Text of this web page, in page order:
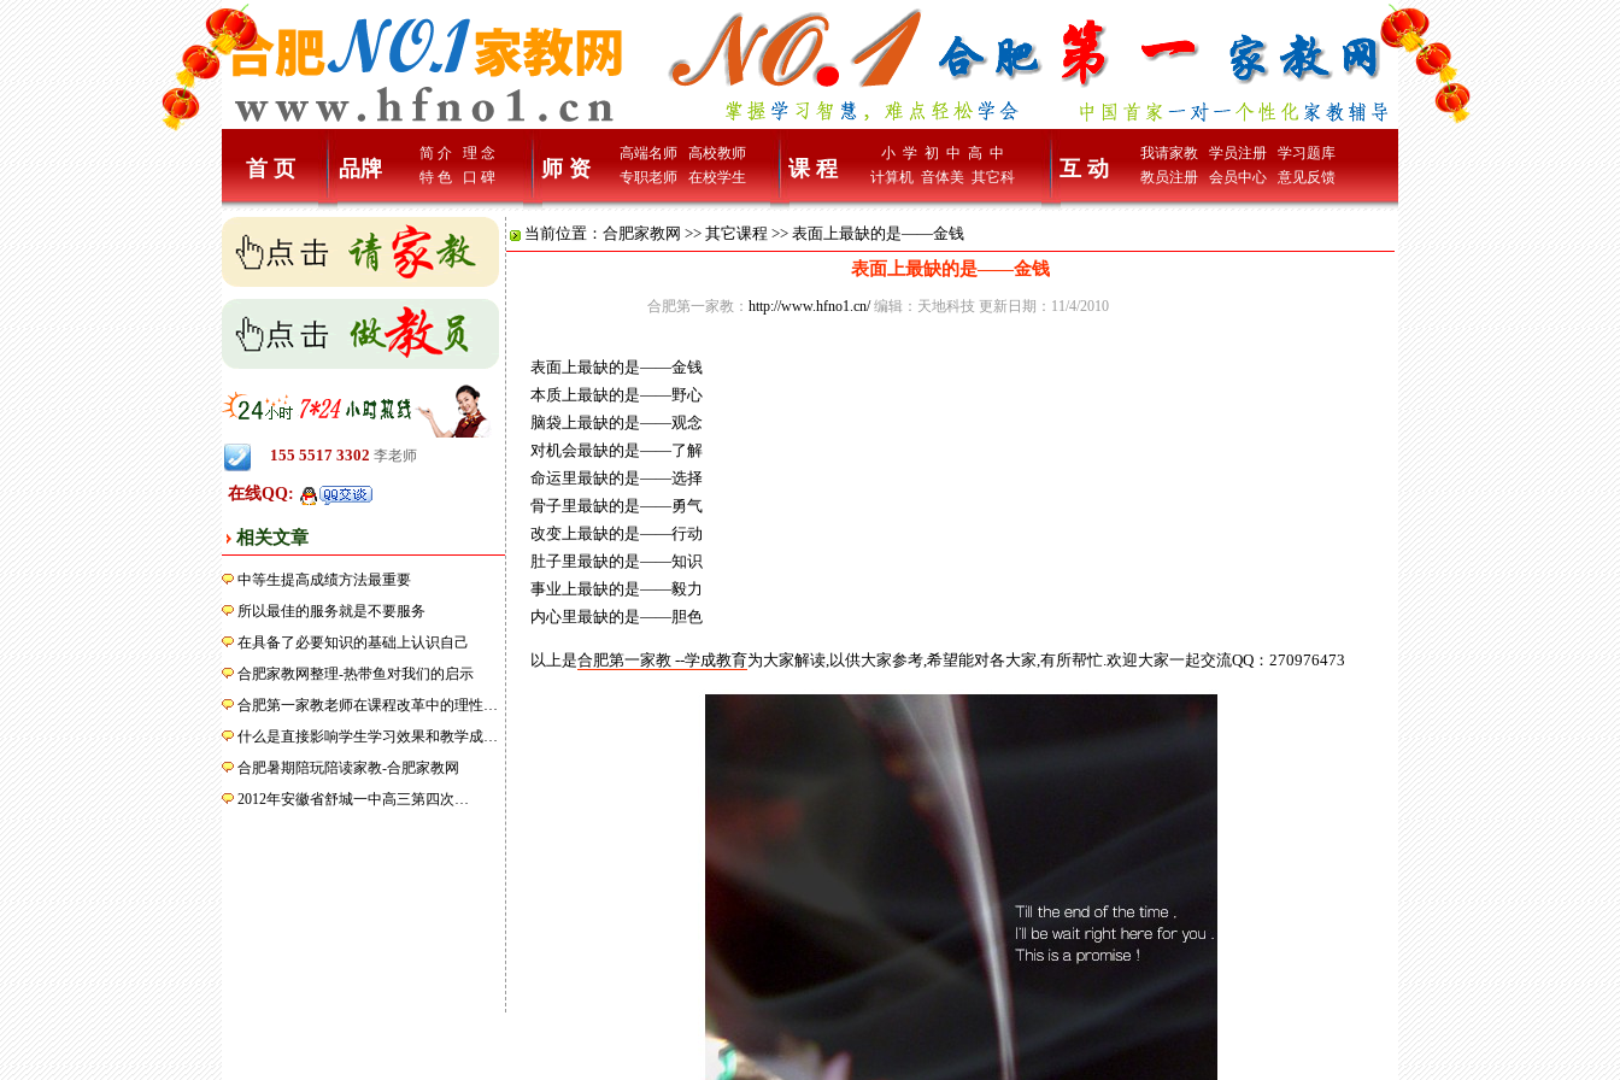
首 页 品牌
简 介
理 念
特 色
口 碑 师 资
高端名师
高校教师
专职老师
在校学生 课 程
小 学 初 中 高 中
计算机 音体美 其它科 互 动
我请家教 学员注册
学习题库
教员注册
会员中心 意见反馈
155 5517 3302 李老师
在线QQ:
相关文章
中等生提高成绩方法最重要
所以最佳的服务就是不要服务
在具备了必要知识的基础上认识自己
合肥家教网整理-热带鱼对我们的启示
合肥第一家教老师在课程改革中的理性…
什么是直接影响学生学习效果和教学成…
合肥暑期陪玩陪读家教-合肥家教网
2012年安徽省舒城一中高三第四次…
当前位置： 合肥家教网 >> 其它课程 >> 表面上最缺的是——金钱
表面上最缺的是——金钱
合肥第一家教： http://www.hfno1.cn/编辑：天地科技 更新日期：11/4/2010
表面上最缺的是——金钱
本质上最缺的是——野心
脑袋上最缺的是——观念
对机会最缺的是——了解
命运里最缺的是——选择
骨子里最缺的是——勇气
改变上最缺的是——行动
肚子里最缺的是——知识
事业上最缺的是——毅力
内心里最缺的是——胆色
以上是合肥第一家教 --学成教育为大家解读,以供大家参考,希望能对各大家,有所帮忙.欢迎大家一起交流QQ：270976473